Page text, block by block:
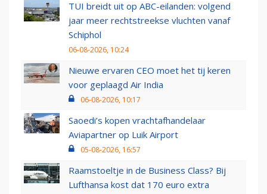
TUI breidt uit op ABC-eilanden: volgend
jaar meer rechtstreekse vluchten vanaf
Schiphol
06-08-2026, 10:24
Nieuwe ervaren CEO moet het tij keren
voor geplaagd Air India
06-08-2026, 10:17
Saoedi’s kopen vrachtafhandelaar
Aviapartner op Luik Airport
05-08-2026, 16:57
Raamstoeltje in de Business Class? Bij
Lufthansa kost dat 170 euro extra